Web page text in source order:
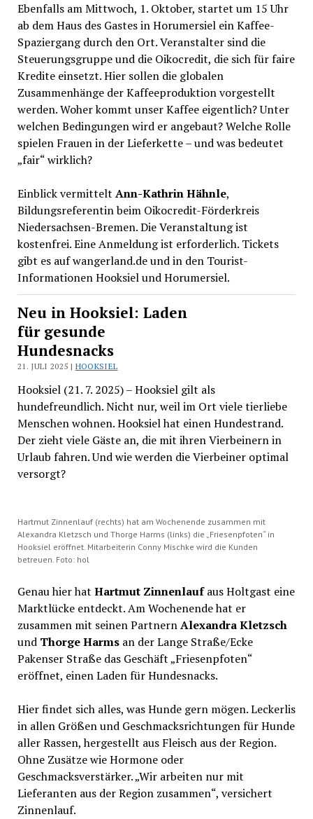
Ebenfalls am Mittwoch, 1. Oktober, startet um 15 Uhr
ab dem Haus des Gastes in Horumersiel ein Kaffee-
Spaziergang durch den Ort. Veranstalter sind die
Steuerungsgruppe und die Oikocredit, die sich für faire
Kredite einsetzt. Hier sollen die globalen
Zusammenhänge der Kaffeeproduktion vorgestellt
werden. Woher kommt unser Kaffee eigentlich? Unter
welchen Bedingungen wird er angebaut? Welche Rolle
spielen Frauen in der Lieferkette – und was bedeutet
„fair“ wirklich?
Einblick vermittelt Ann-Kathrin Hähnle,
Bildungsreferentin beim Oikocredit-Förderkreis
Niedersachsen-Bremen. Die Veranstaltung ist
kostenfrei. Eine Anmeldung ist erforderlich. Tickets
gibt es auf wangerland.de und in den Tourist-
Informationen Hooksiel und Horumersiel.
Neu in Hooksiel: Laden
für gesunde
Hundesnacks
21. JULI 2025 | HOOKSIEL
Hooksiel (21. 7. 2025) – Hooksiel gilt als
hundefreundlich. Nicht nur, weil im Ort viele tierliebe
Menschen wohnen. Hooksiel hat einen Hundestrand.
Der zieht viele Gäste an, die mit ihren Vierbeinern in
Urlaub fahren. Und wie werden die Vierbeiner optimal
versorgt?
Hartmut Zinnenlauf (rechts) hat am Wochenende zusammen mit
Alexandra Kletzsch und Thorge Harms (links) die „Friesenpfoten“ in
Hooksiel eröffnet. Mitarbeiterin Conny Mischke wird die Kunden
betreuen. Foto: hol
Genau hier hat Hartmut Zinnenlaufaus Holtgast eine
Marktlücke entdeckt. Am Wochenende hat er
zusammen mit seinen PartnernAlexandra Kletzsch
und Thorge Harmsan der Lange Straße/Ecke
Pakenser Straße das Geschäft „Friesenpfoten“
eröffnet, einen Laden für Hundesnacks.
Hier findet sich alles, was Hunde gern mögen. Leckerlis
in allen Größen und Geschmacksrichtungen für Hunde
aller Rassen, hergestellt aus Fleisch aus der Region.
Ohne Zusätze wie Hormone oder
Geschmacksverstärker. „Wir arbeiten nur mit
Lieferanten aus der Region zusammen“, versichert
Zinnenlauf.